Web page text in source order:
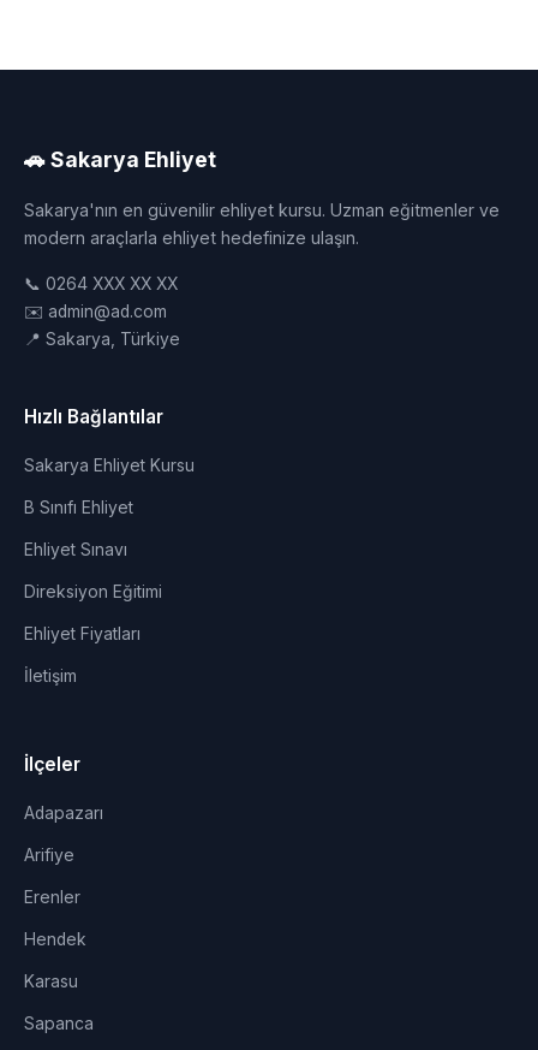
🚗 Sakarya Ehliyet
Sakarya'nın en güvenilir ehliyet kursu. Uzman eğitmenler ve
modern araçlarla ehliyet hedefinize ulaşın.
📞 0264 XXX XX XX
✉️ admin@ad.com
📍 Sakarya, Türkiye
Hızlı Bağlantılar
Sakarya Ehliyet Kursu
B Sınıfı Ehliyet
Ehliyet Sınavı
Direksiyon Eğitimi
Ehliyet Fiyatları
İletişim
İlçeler
Adapazarı
Arifiye
Erenler
Hendek
Karasu
Sapanca